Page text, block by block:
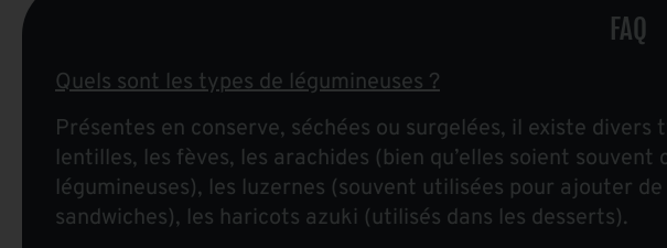
FAQ
Quels sont les types de légumineuses ?
Présentes en conserve, séchées ou surgelées, il existe
lentilles, les fèves, les arachides (bien qu’elles soient
légumineuses), les luzernes (souvent utilisées pour ajouter
sandwiches), les haricots azuki (utilisés dans les desserts).